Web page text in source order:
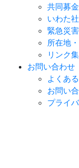
共同募
いわた
緊急災
所在地
リンク集
お問い合わせ
よくあ
お問い
プライ